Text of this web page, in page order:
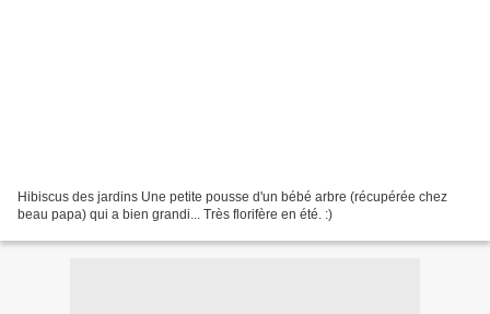
Hibiscus des jardins Une petite pousse d'un bébé arbre (récupérée chez
beau papa) qui a bien grandi... Très florifère en été. :)